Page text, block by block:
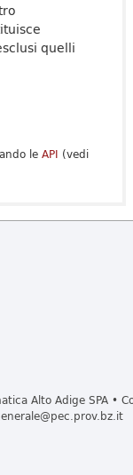
quelli
le API (vedi
Alto Adige SPA •